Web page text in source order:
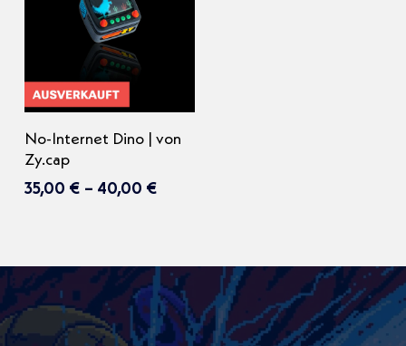
Ausführung wählen
Produkt
weist
auf.
Die
Optionen
No-Internet Dino | von
Zy.cap
35,00 € – 40,00 €Preisspanne: